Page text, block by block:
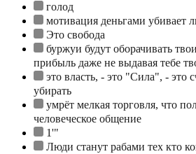
голод
мотивация деньгами убивает
Это свобода
буржуи будут оборачивать
прибыль даже не выдавая тебе
это власть, - это "Сила", - это
убирать
умрёт мелкая торговля, что
человеческое общение
1'"
Люди станут рабами тех кто